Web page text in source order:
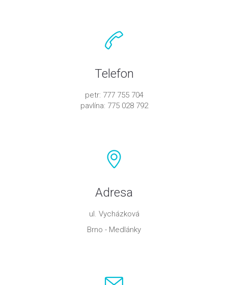
Telefon
petr: 777 755 704
pavlína: 775 028 792
Adresa
ul. Vycházková
Brno - Medlánky